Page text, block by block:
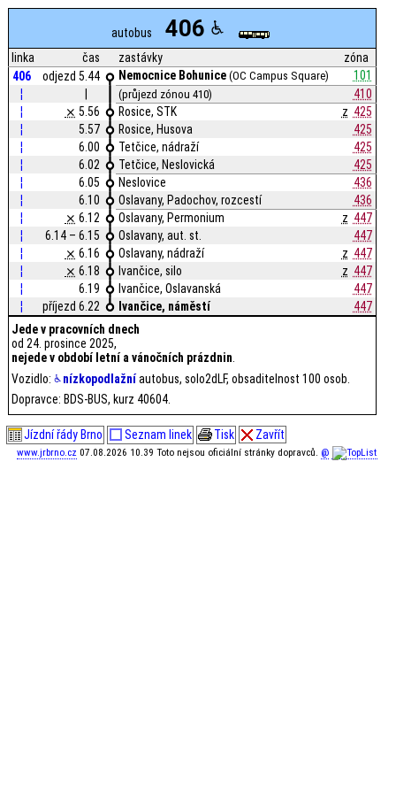
autobus 406
linka čas zastávky
zóna
406
odjezd 5.44 Nemocnice Bohunice (OC Campus Square)
101
¦
(průjezd zónou 410)
410
¦
⨯ 5.56 Rosice, STK z 425
¦
5.57 Rosice, Husova
425
¦
6.00 Tetčice, nádraží
425
¦
6.02 Tetčice, Neslovická
425
¦
6.05 Neslovice
436
¦
6.10 Oslavany, Padochov, rozcestí
436
¦
⨯ 6.12 Oslavany, Permonium z 447
¦
6.14 – 6.15 Oslavany, aut. st.
447
¦
⨯ 6.16 Oslavany, nádraží z 447
¦
⨯ 6.18 Ivančice, silo z 447
¦
6.19 Ivančice, Oslavanská
447
¦
příjezd 6.22 Ivančice, náměstí
447
Jede v pracovních dnech
od 24. prosince 2025,
nejede v období letní a vánočních prázdnin
Vozidlo: nízkopodlažníautobus, solo2dLF, obsaditelnost 100 osob.
Dopravce: BDS-BUS, kurz 40604.
Jízdní řády Brno Seznam linek Tisk Zavřít
www.jrbrno.cz 07.08.2026 10.39 Toto nejsou oficiální stránky dopravců. @